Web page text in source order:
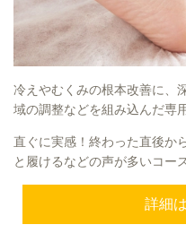
冷えやむくみの根本改善に、
域の調整などを組み込んだ専
直ぐに実感！終わった直後か
と履けるなどの声が多いコー
詳細